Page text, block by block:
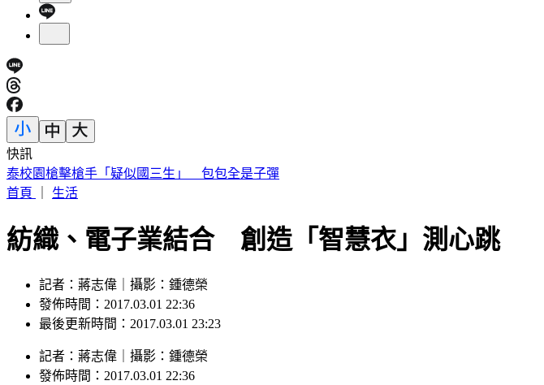
快訊
泰校園槍擊槍手「疑似國三生」 包包全是子彈
首頁
生活
紡織、電子業結合 創造「智慧衣」測心跳
記者：蔣志偉｜攝影：鍾德榮
發佈時間：2017.03.01 22:36
最後更新時間：2017.03.01 23:23
記者 ： 蔣志偉 攝影 ： 鍾德榮
發佈時間： 2017.03.01 22:36